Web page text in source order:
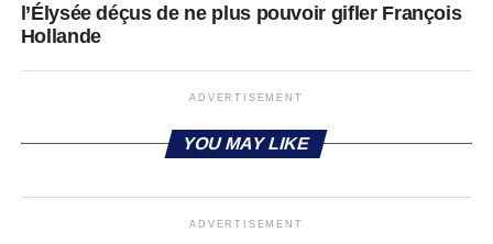
l’Élysée déçus de ne plus pouvoir gifler François
Hollande
ADVERTISEMENT
YOU MAY LIKE
ADVERTISEMENT